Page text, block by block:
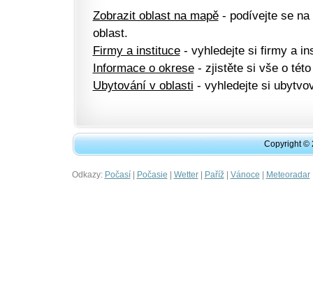
Zobrazit oblast na mapě- podívejte se na
oblast.
Firmy a instituce- vyhledejte si firmy a
Informace o okrese- zjistěte si vše o této
Ubytování v oblasti - vyhledejte si
Copyright ©
Odkazy: Počasí| Počasie | Wetter| Paříž| Vánoce | Meteoradar